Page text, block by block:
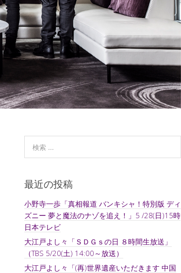
最近の投稿
小野寺一歩「真相報道 バンキシャ！特別版 ディ
ズニー 夢と魔法のナゾを追え！」5 /28(日)15時
日本テレビ
大江戸よし々「ＳＤＧｓの日 ８時間生放送」
（TBS 5/20(土) 14:00～放送）
大江戸よし々「(再)世界遺産いただきます 中国